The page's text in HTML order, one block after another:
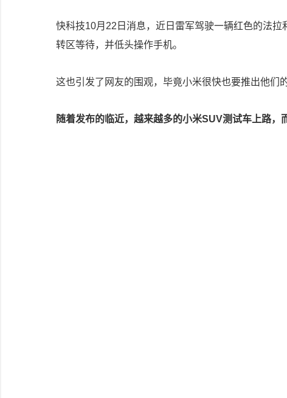
快科技10月22日消息，近日雷军驾驶一辆红色的法
转区等待，并低头操作手机。
这也引发了网友的围观，毕竟小米很快也要推出他们
随着发布的临近，越来越多的小米SUV测试车上路，